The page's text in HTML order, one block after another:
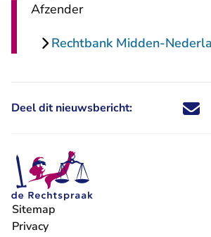
Afzender
Rechtbank Midden-
Deel dit nieuwsbericht: Deel dit
Deel
Deel
Sitemap
Privacy